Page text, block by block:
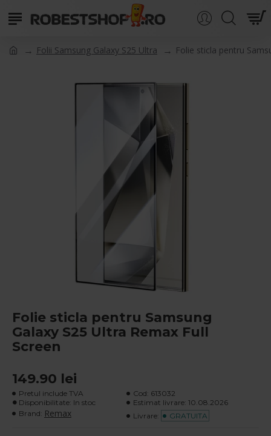
Folii Samsung Galaxy S25 Ultra Folie sticla pentru
Folie sticla pentru Samsung
Galaxy S25 Ultra Remax Full
Screen
149.90 lei
Pretul include TVA
Disponibilitate: In stoc
Brand: Remax
Cod: 613032
Estimat livrare: 10.08.2026
Livrare:
GRATUITA